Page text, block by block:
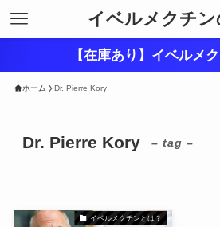
イベルメクチン
【在庫あり】イベルメク
ホーム Dr. Pierre Kory
Dr. Pierre Kory – tag –
イベルメクチンとは？